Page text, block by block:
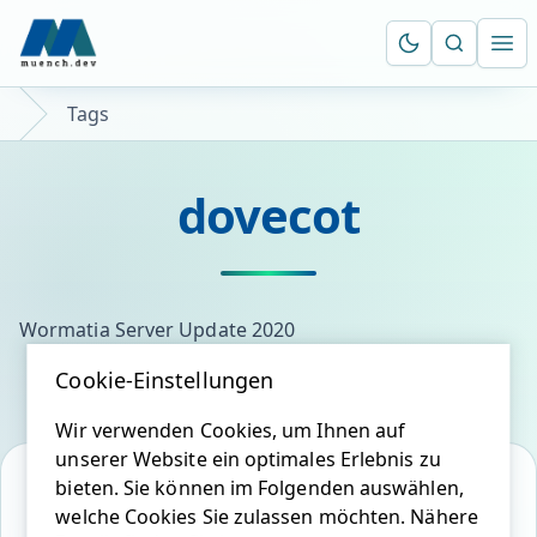
Suche
Tags
dovecot
Wormatia Server Update 2020
Cookie-Einstellungen
Wir verwenden Cookies, um Ihnen auf
unserer Website ein optimales Erlebnis zu
bieten. Sie können im Folgenden auswählen,
welche Cookies Sie zulassen möchten. Nähere